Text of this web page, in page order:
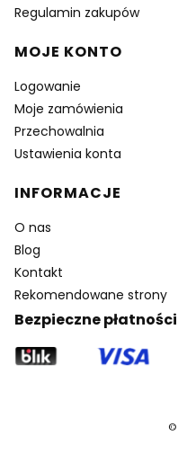
Regulamin zakupów
MOJE KONTO
Logowanie
Moje zamówienia
Przechowalnia
Ustawienia konta
INFORMACJE
O nas
Blog
Kontakt
Rekomendowane strony
Bezpieczne płatności
©